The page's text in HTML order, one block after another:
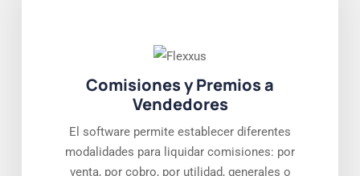
Comisiones y Premios a
Vendedores
El software permite establecer diferentes
modalidades para liquidar comisiones: por
venta, por cobro, por utilidad, generales o